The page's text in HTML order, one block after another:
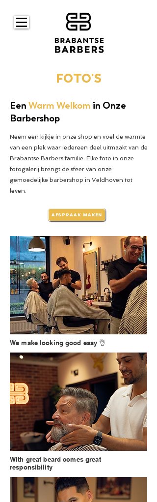
FOTO'S
Een Warm Welkom in Onze
Barbershop
Neem een kijkje in onze shop en voel de warmte
van een plek waar iedereen deel uitmaakt van de
Brabantse Barbers familie. Elke foto in onze
fotogalerij brengt de sfeer van onze
gemoedelijke barbershop in Veldhoven tot
leven.
AFSPRAAK MAKEN
We make looking good easy 👌
With great beard comes great
responsibility